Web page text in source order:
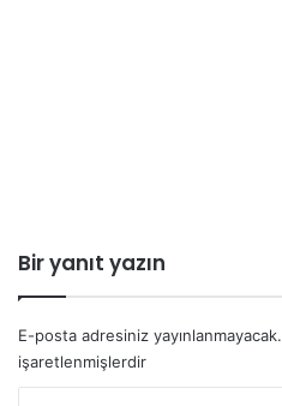
Bir yanıt yazın
E-posta adresiniz yayınlanmayacak.
işaretlenmişlerdir